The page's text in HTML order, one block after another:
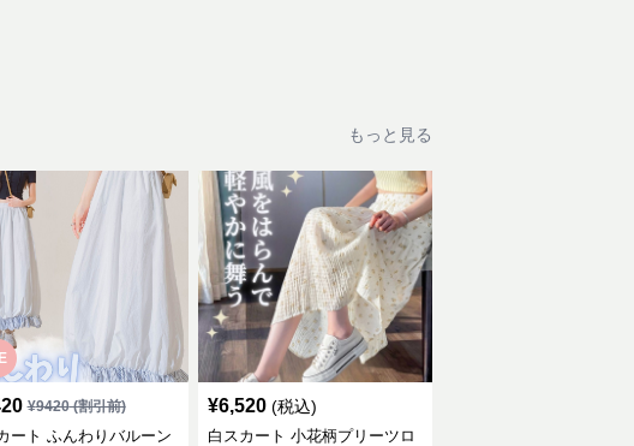
もっと見る
¥9420(割引前)
ート ふんわりバルーン
¥6,520 (税込)
白スカート 小花柄プリーツロ